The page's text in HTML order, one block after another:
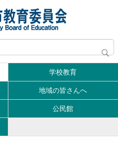
学校教育
地域の皆さんへ
公民館